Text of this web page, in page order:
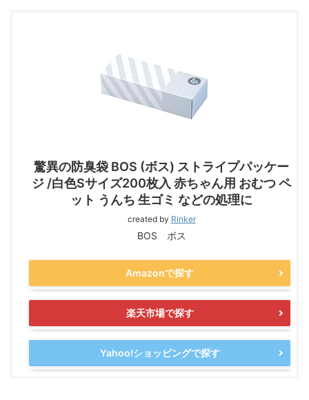
驚異の防臭袋 BOS (ボス) ストライプパッケー
ジ /白色Sサイズ200枚入 赤ちゃん用 おむつ ペ
ット うんち 生ゴミ などの処理に
created by Rinker
BOS ボス
Amazonで探す
楽天市場で探す
Yahoo!ショッピングで探す